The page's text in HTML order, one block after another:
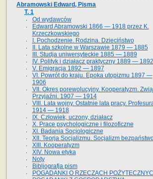
Abramowski Edward, Pisma
T. 1
Od wydawców
Edward Abramowski 1866 — 1918 przez K.
Krzeczkowskiego
I. Pochodzenie. Rodzina. Dzieciństwo
II. Lata szkolne w Warszawie 1879 — 1885
III. Studja uniwersyteckie 1885 — 1889
IV. Polityk i działacz praktyczny 1889 — 1892
V. Emigracja 1892 — 1897
VI. Powrót do kraju. Epoka utopizmu 1897 —
1906
VII. Okres porewolucyjny. Kooperatyzm.
Przyjaźni. 1907 — 1914
VIII. Lata wojny. Ostatnie lata pracy.
1914 — 1918
IX. Człowiek, uczony, działacz
X. Prace psychologiczne i filozoficzne
XI. Badania Socjologiczne
XII. Teorja Socjalizmu. Socjalizm
XIII. Kooperatyzm
XIV. Nowa etyka
Noty
Bibljografja pism
POGADANKI O RZECZACH